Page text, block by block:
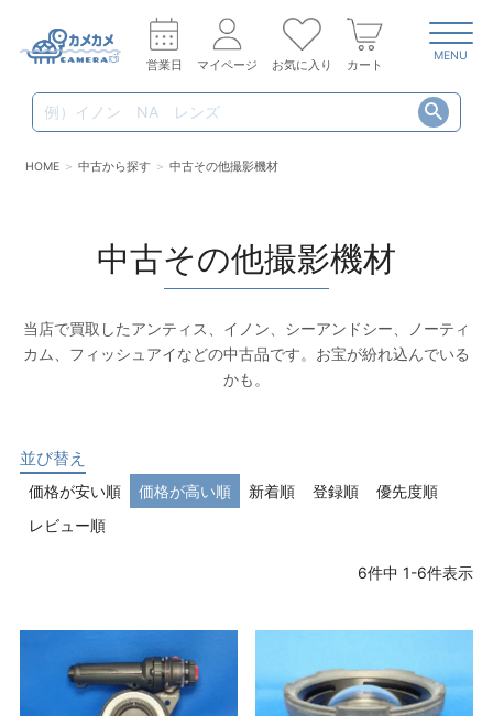
営業日 マイページ お気に入り カート
MENU
HOME 中古から探す 中古その他撮影機材
中古その他撮影機材
当店で買取したアンティス、イノン、シーアンドシー、ノーティ
カム、フィッシュアイなどの中古品です。お宝が紛れ込んでいる
かも。
並び替え
価格が安い順 価格が高い順 新着順 登録順
優先度順
レビュー順
6件中 1-6件表示